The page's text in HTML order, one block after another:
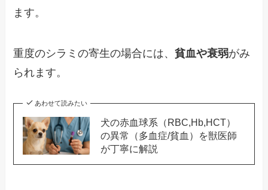
ます。
重度のシラミの寄生の場合には、貧血や衰弱がみ
られます。
あわせて読みたい
犬の赤血球系（RBC,Hb,HCT）
の異常（多血症/貧血）を獣医師
が丁寧に解説